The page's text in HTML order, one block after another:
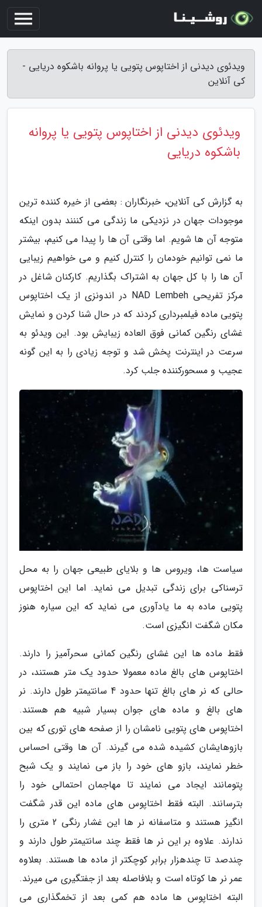
ویدئوی دیدنی از اختاپوس پتویی یا پروانه باشکوه دریایی -
کی آنلاین
ویدئوی دیدنی از اختاپوس پتویی یا پروانه
باشکوه دریایی
به گزارش کی آنلاین، خبرنگاران : بعضی از خیره کننده ترین
موجودات جهان در نزدیکی ما زندگی می کننند بدون اینکه
متوجه آن ها شویم. اما وقتی آن ها را پیدا می کنیم، بیشتر
ما نمی توانیم خودمان را کنترل کنیم و می خواهیم زیبایی
آن ها را با کل جهان به اشتراک بگذاریم. کارکنان شاغل در
مرکز تفریحی NAD Lembeh در اندونزی از یک اختاپوس
پتویی ماده فیلمبرداری کردند که در حال شنا کردن و نمایش
غشای رنگین کمانی فوق العاده زیبایش بود. این ویدئو به
سرعت در اینترنت پخش شد و توجه زیادی را به این گونه
عجیب و مسحورکننده جلب کرد.
سیاست ها، ویروس ها و بلایای طبیعی جهان را به محل
ترسناکی برای زندگی تبدیل می نماید. اما این اختاپوس
پتویی ماده به ما یادآوری می نماید که این سیاره هنوز
مکان شگفت انگیزی است.
فقط ماده ها این غشای رنگین کمانی سحرآمیز را دارند.
اختاپوس های بالغ ماده معمولا حدود یک متر هستند، در
حالی که نر های بالغ تنها حدود 4 سانتیمتر طول دارند. نر
های بالغ و ماده های جوان بسیار شبیه هم هستند.
اختاپوس های پتویی نامشان را از صفحه های توری که بین
بازوهایشان کشیده شده می گیرند. آن ها وقتی احساس
خطر نمایند، بازو های خود را باز می نمایند و یک شبح
پتومانند ایجاد می نمایند تا مهاجمان احتمالی خود را
بترسانند. البته فقط اختاپوس های ماده این قدر شگفت
انگیز هستند و متاسفانه نر ها این غشار رنگی 2 متری را
ندارند. علاوه بر این نر ها فقط چند سانتیمتر طول دارند و
چندصد تا چندهزار برابر کوچکتر از ماده ها هستند. بعلاوه
عمر نر ها کوتاه است و بلافاصله بعد از جفتگیری می میرند.
البته اختاپوس ها ماده هم کمی بعد از تخمگذاری می